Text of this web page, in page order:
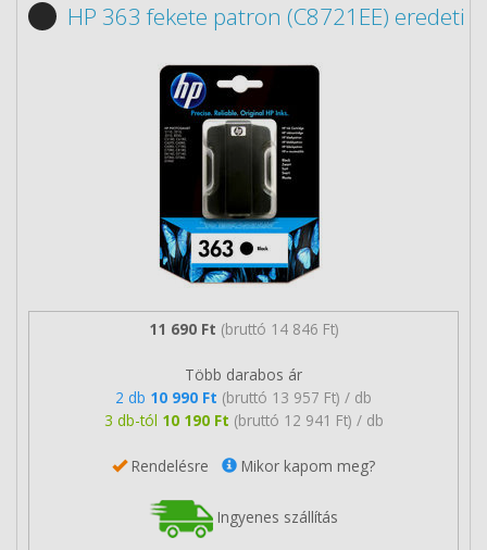
HP 363 fekete patron (C8721EE) eredeti
11 690 Ft (bruttó 14 846 Ft)
Több darabos ár
2 db 10 990 Ft (bruttó 13 957 Ft) / db
3 db-tól 10 190 Ft (bruttó 12 941 Ft) / db
Rendelésre Mikor kapom meg?
Ingyenes szállítás